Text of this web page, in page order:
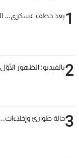
1بعد خطف عسكري...
2بالفيديو: الظهور
3حالة طوارئ